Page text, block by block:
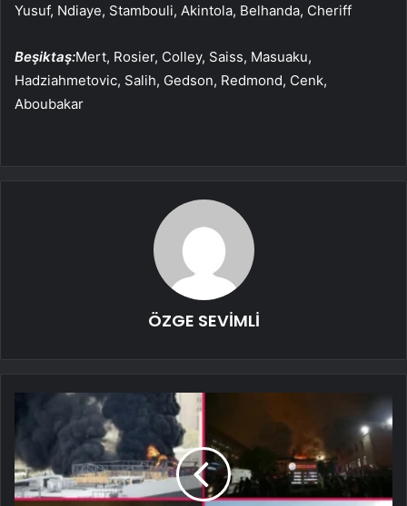
Yusuf, Ndiaye, Stambouli, Akintola, Belhanda, Cheriff
Beşiktaş:Mert, Rosier, Colley, Saiss, Masuaku,
Hadziahmetovic, Salih, Gedson, Redmond, Cenk,
Aboubakar
ÖZGE SEVİMLİ